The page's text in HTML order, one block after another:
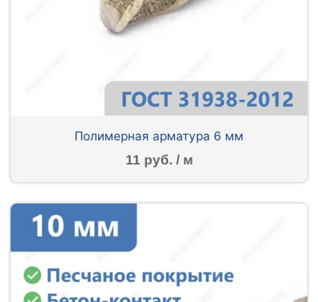
Полимерная арматура 6 мм
11 руб. / м